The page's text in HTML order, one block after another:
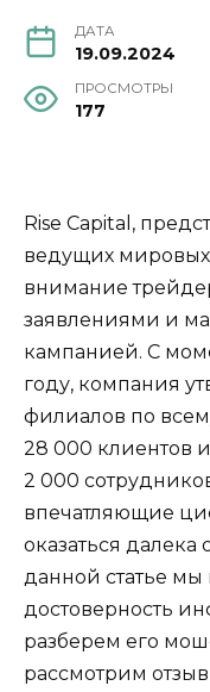
ДАТА
19.09.2024
ПРОСМОТРЫ
177
Rise Capital,
ведущих мировых
внимание
заявлениями и
кампанией. С
году, компания
филиалов по
28 000 клиентов
2 000
впечатляющие
оказаться далека
данной статье
достоверность
разберем его
рассмотрим